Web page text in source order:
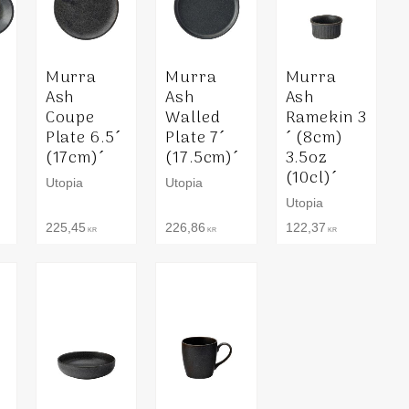
Murra
Ash
Coupe
Plate 6.5´
(17cm)´
Utopia
225,45 KR
Murra
Ash
Walled
Plate 7´
(17.5cm)´
Utopia
226,86 KR
Murra
Ash
Ramekin 3
´ (8cm)
3.5oz
(10cl)´
Utopia
122,37 KR